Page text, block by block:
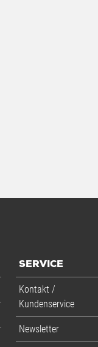
SERVICE
Kontakt /
Kundenservice
Newsletter